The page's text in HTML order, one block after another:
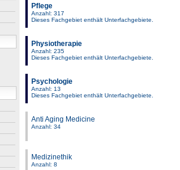
Pflege
Anzahl: 317
Dieses Fachgebiet enthält Unterfachgebiete.
Physiotherapie
Anzahl: 235
Dieses Fachgebiet enthält Unterfachgebiete.
Psychologie
Anzahl: 13
Dieses Fachgebiet enthält Unterfachgebiete.
Anti Aging Medicine
Anzahl: 34
Medizinethik
Anzahl: 8